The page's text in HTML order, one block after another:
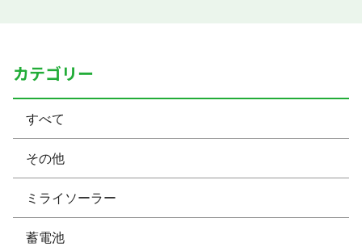
カテゴリー
すべて
その他
ミライソーラー
蓄電池